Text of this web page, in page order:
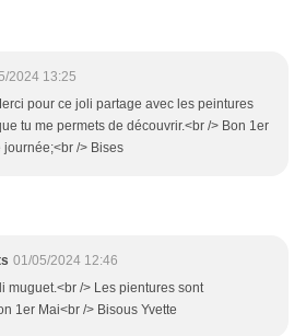
2024 13:25
pour ce joli partage avec les peintures
tu me permets de découvrir.<br /> Bon 1er
/> Bises
01/05/2024 12:46
muguet.<br /> Les pientures sont
1er Mai<br /> Bisous Yvette